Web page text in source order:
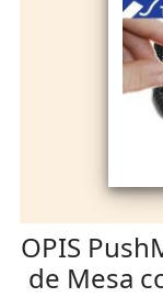
OPIS
de Mesa